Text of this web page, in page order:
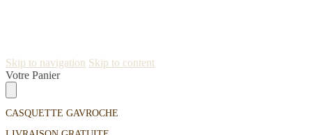
Skip to navigation Skip to content
Votre Panier
CASQUETTE GAVROCHE